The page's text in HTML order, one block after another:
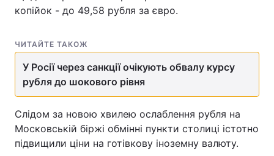
копійок - до 49,58 рубля за євро.
ЧИТАЙТЕ ТАКОЖ
У Росії через санкції очікують обвалу курсу
рубля до шокового рівня
Слідом за новою хвилею ослаблення рубля на
Московській біржі обмінні пункти столиці істотно
підвищили ціни на готівкову іноземну валюту.